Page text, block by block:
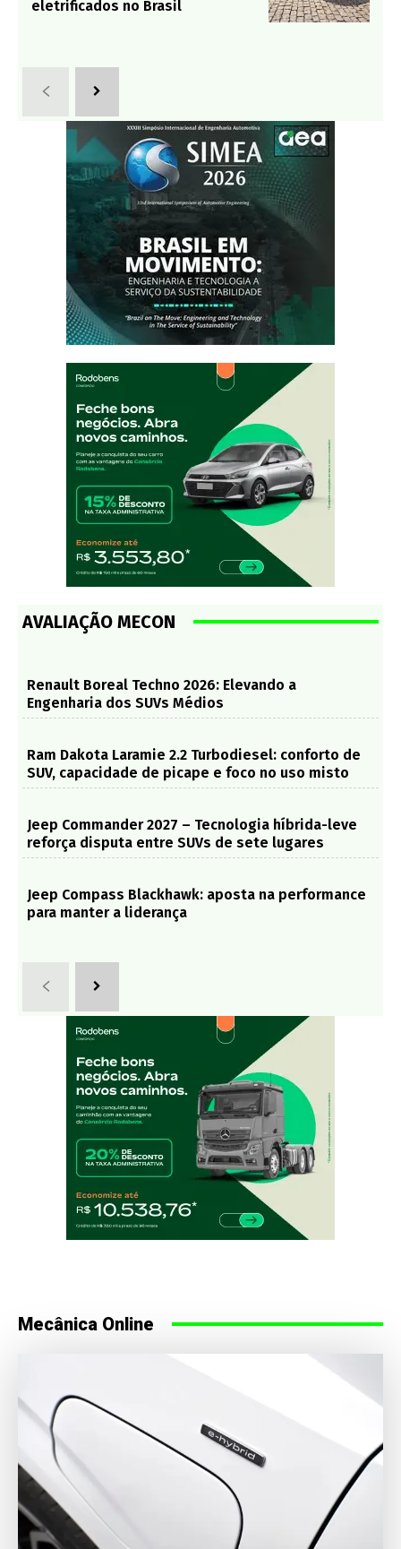
eletrificados no Brasil
AVALIAÇÃO MECON
Renault Boreal Techno 2026: Elevando a
Engenharia dos SUVs Médios
Ram Dakota Laramie 2.2 Turbodiesel: conforto de
SUV, capacidade de picape e foco no uso misto
Jeep Commander 2027 – Tecnologia híbrida-leve
reforça disputa entre SUVs de sete lugares
Jeep Compass Blackhawk: aposta na performance
para manter a liderança
Mecânica Online